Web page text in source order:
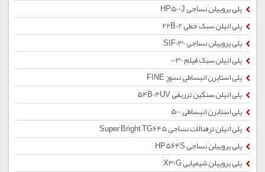
پلی پروپیلن نساجی HP500J
پلی اتیلن سبک خطی 22B02
پلی پروپیلن نساجی SIF030
پلی اتیلن سبک فیلم 0030
پلی استایرن انبساطی نسوز FINE
پلی اتیلن سنگین تزریقی 54B04UV
پلی استایرن انبساطی 500
پلی اتیلن ترفتالات نساجی Super Bright TG645
پلی پروپیلن نساجی HP564S
پلی پروپیلن شیمیایی X30G